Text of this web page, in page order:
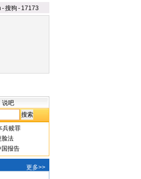
-搜狗 - 17173
说吧
兵赎罪
脸法
国报告
更多>>